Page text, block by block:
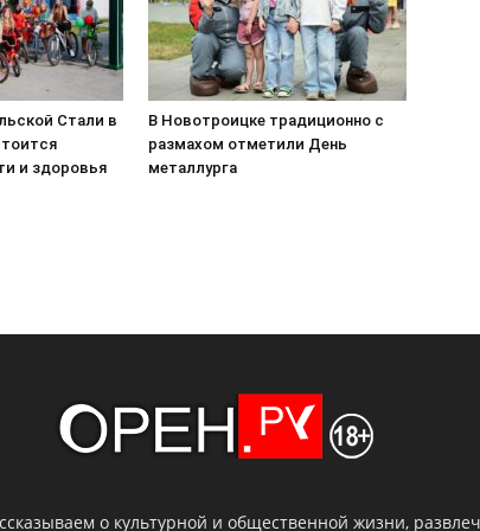
Стали в
и здоровья
В Новотроицке традиционно с
размахом отметили День
металлурга
о культурной и общественной жизни,